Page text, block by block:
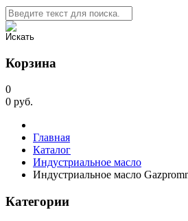
Корзина
0
0 руб.
Главная
Каталог
Индустриальное масло
Индустриальное масло
Категории